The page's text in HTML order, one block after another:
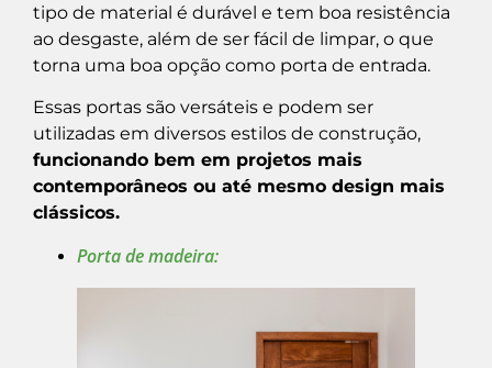
tipo de material é durável e tem boa resistência
ao desgaste, além de ser fácil de limpar, o que
torna uma boa opção como porta de entrada.
Essas portas são versáteis e podem ser
utilizadas em diversos estilos de construção,
funcionando bem em projetos mais
contemporâneos ou até mesmo design mais
clássicos.
Porta de madeira: